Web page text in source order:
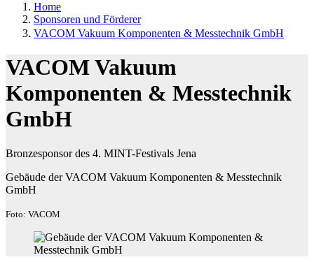
Home
Sponsoren und Förderer
VACOM Vakuum Komponenten & Messtechnik GmbH
VACOM Vakuum
Komponenten & Messtechnik
GmbH
Bronzesponsor des 4. MINT-Festivals Jena
Gebäude der VACOM Vakuum Komponenten & Messtechnik
GmbH
Foto: VACOM